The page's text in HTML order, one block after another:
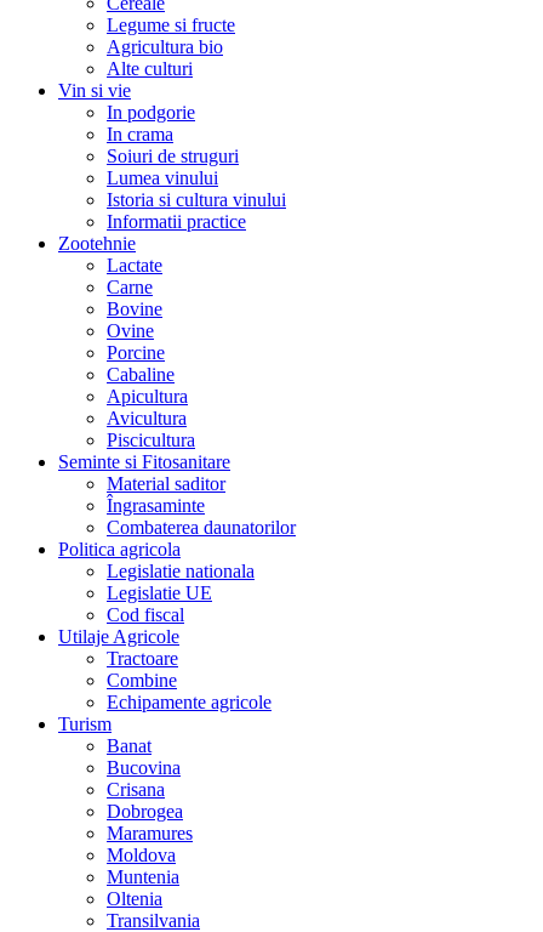
Legume si fructe
Agricultura bio
Alte culturi
Vin si vie
In podgorie
In crama
Soiuri de struguri
Lumea vinului
Istoria si cultura vinului
Informatii practice
Zootehnie
Lactate
Carne
Bovine
Ovine
Porcine
Cabaline
Apicultura
Avicultura
Piscicultura
Seminte si Fitosanitare
Material saditor
Îngrasaminte
Combaterea daunatorilor
Politica agricola
Legislatie nationala
Legislatie UE
Cod fiscal
Utilaje Agricole
Tractoare
Combine
Echipamente agricole
Turism
Banat
Bucovina
Crisana
Dobrogea
Maramures
Moldova
Muntenia
Oltenia
Transilvania